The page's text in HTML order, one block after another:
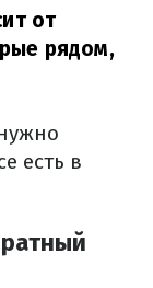
от
рядом,
есть в